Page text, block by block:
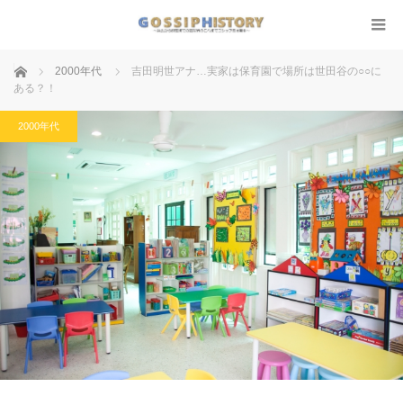
ホーム 2000年代
吉田明世アナ…実家は保育園で場所は世田谷の○○に
ある？！
2000年代